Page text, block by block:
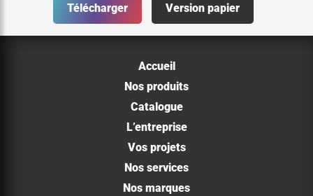
Télécharger Version papier
Accueil
Nos produits
Catalogue
L’entreprise
Vos projets
Nos services
Nos marques